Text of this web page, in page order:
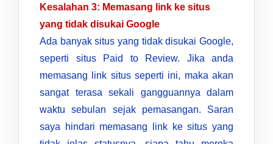
Kesalahan 3: Memasang link ke situs
yang tidak disukai Google
Ada banyak situs yang tidak disukai Google,
seperti situs Paid to Review. Jika anda
memasang link situs seperti ini, maka akan
sangat terasa sekali gangguannya dalam
waktu sebulan sejak pemasangan. Saran
saya hindari memasang link ke situs yang